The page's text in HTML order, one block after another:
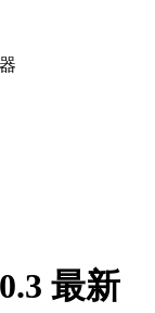
最新